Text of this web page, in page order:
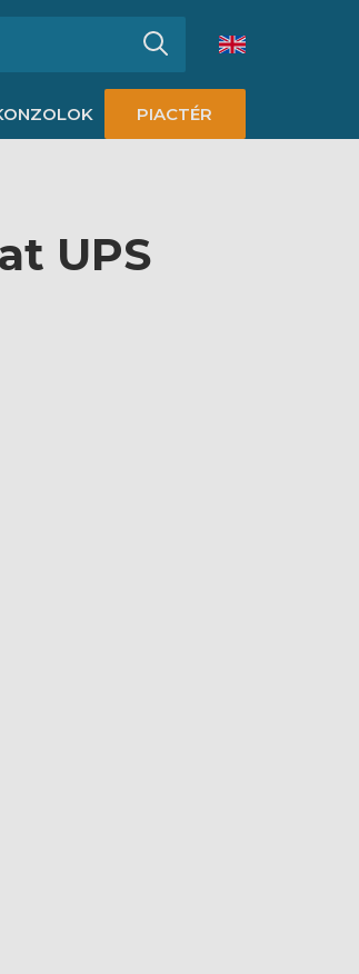
PIACTÉR
UPS